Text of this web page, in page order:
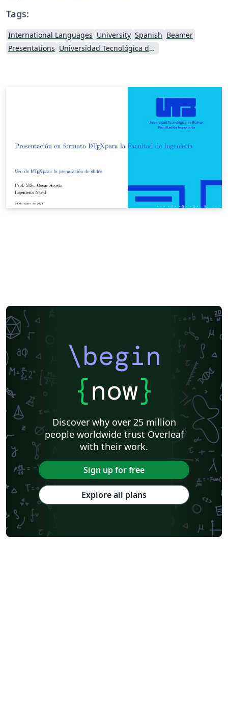
Tags:
International Languages University Spanish Beamer
Presentations
Universidad Tecnológica de Bolívar
\begin
{now}
Discover why over 25 million
people worldwide trust Overleaf
with their work.
Sign up for free
Explore all plans